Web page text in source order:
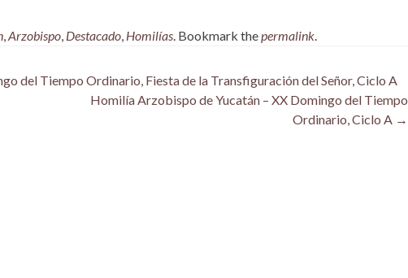
,Arzobispo, Destacado, Homilías. Bookmark thepermalink.
del Tiempo Ordinario, Fiesta de la Transfiguración del Señor, Ciclo A
Homilía Arzobispo de Yucatán – XX Domingo del Tiempo
Ordinario, Ciclo A →